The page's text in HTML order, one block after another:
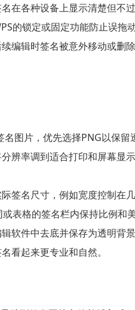
在各种设备上显示清楚但不过
的锁定或固定功能防止误拖
编辑时签名被意外移动或删除
名图片，优先选择PNG以保
辨率调到适合打印和屏幕显
签名尺寸，例如宽度控制在
表格的签名栏内保持比例和美
软件中去底并保存为透明背
看起来更专业和自然。